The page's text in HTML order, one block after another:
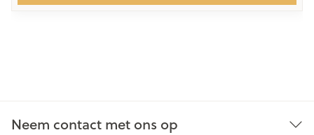
Neem contact met ons op